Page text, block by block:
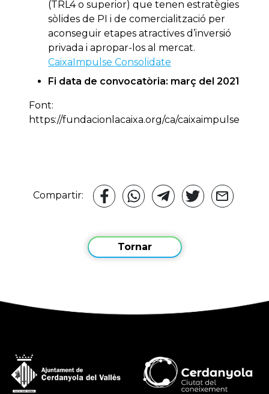
(TRL4 o superior) que tenen estratègies
sòlides de PI i de comercialització per
aconseguir etapes atractives d’inversió
privada i apropar-los al mercat.
CaixaImpulse Consolidate
Fi data de convocatòria: març del 2021
Font:
https://fundacionlacaixa.org/ca/caixaimpulse
Compartir:
Tornar